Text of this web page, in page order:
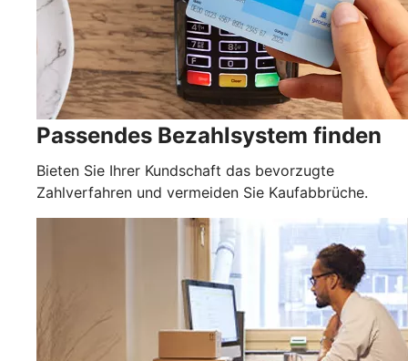
Passendes Bezahlsystem finden
Bieten Sie Ihrer Kundschaft das bevorzugte
Zahlverfahren und vermeiden Sie Kaufabbrüche.